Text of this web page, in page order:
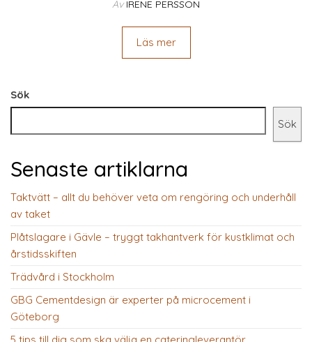
Av IRENE PERSSON
Läs mer
Sök
Sök
Senaste artiklarna
Taktvätt – allt du behöver veta om rengöring och underhåll
av taket
Plåtslagare i Gävle – tryggt takhantverk för kustklimat och
årstidsskiften
Trädvård i Stockholm
GBG Cementdesign är experter på microcement i
Göteborg